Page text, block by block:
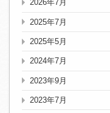
2026年7月
2025年7月
2025年5月
2024年7月
2023年9月
2023年7月